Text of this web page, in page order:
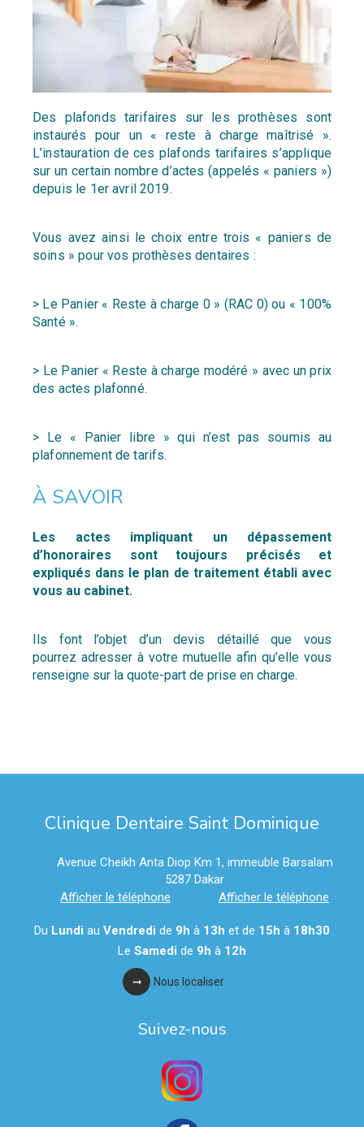
Des plafonds tarifaires sur les prothèses sont
instaurés pour un « reste à charge maîtrisé ».
L’instauration de ces plafonds tarifaires s’applique
sur un certain nombre d’actes (appelés « paniers »)
depuis le 1er avril 2019.
Vous avez ainsi le choix entre trois « paniers de
soins » pour vos prothèses dentaires :
> Le Panier « Reste à charge 0 » (RAC 0) ou « 100%
Santé ».
> Le Panier « Reste à charge modéré » avec un prix
des actes plafonné.
> Le « Panier libre » qui n’est pas soumis au
plafonnement de tarifs.
À SAVOIR
Les actes impliquant un dépassement
d’honoraires sont toujours précisés et
expliqués dans le plan de traitement établi avec
vous au cabinet.
Ils font l’objet d’un devis détaillé que vous
pourrez adresser à votre mutuelle afin qu’elle vous
renseigne sur la quote-part de prise en charge.
Clinique Dentaire Saint Dominique
Avenue Cheikh Anta Diop Km 1, immeuble Barsalam
5287 Dakar
Afficher le téléphone
Afficher le téléphone
Du Lundi au Vendredi de 9h à 13h et de 15h à 18h30
Le Samedi de 9h à 12h
Nous localiser
Suivez-nous